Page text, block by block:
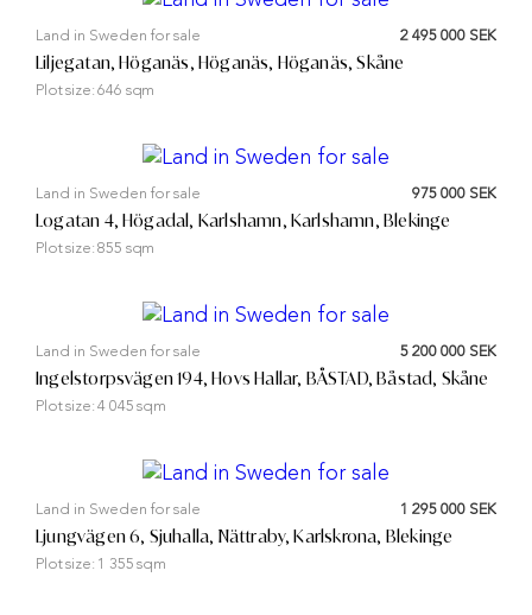
Land in Sweden for sale 2 495 000 SEK
Liljegatan, Höganäs, Höganäs, Höganäs, Skåne
Plot size:646 sqm
Land in Sweden for sale 975 000 SEK
Logatan 4, Högadal, Karlshamn, Karlshamn, Blekinge
Plot size:855 sqm
Land in Sweden for sale 5 200 000 SEK
Ingelstorpsvägen 194, Hovs Hallar, BÅSTAD, Båstad, Skåne
Plot size:4 045 sqm
Land in Sweden for sale 1 295 000 SEK
Ljungvägen 6, Sjuhalla, Nättraby, Karlskrona, Blekinge
Plot size: 1 355 sqm